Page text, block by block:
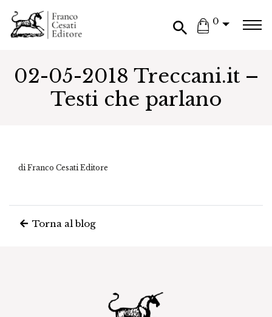
0
02-05-2018 Treccani.it –
Testi che parlano
di Franco Cesati Editore
Torna al blog